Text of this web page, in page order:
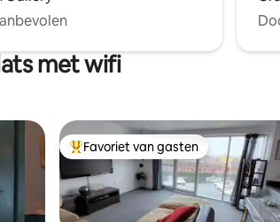
met wifi
Topfavoriet van gasten
Favoriet van gasten